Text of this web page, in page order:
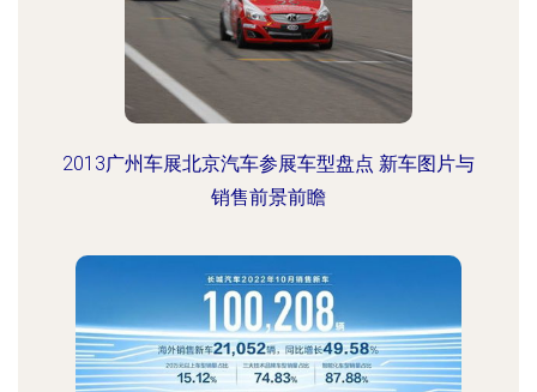
2013广州车展北京汽车参展车型盘点 新车图片与
销售前景前瞻